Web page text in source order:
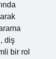
diş
bir rol